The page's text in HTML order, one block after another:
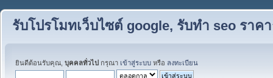
รับโปรโมทเว็บไซต์ google, รับทำ seo ราค
ยินดีต้อนรับคุณ, บุคคลทั่วไป กรุณา เข้าสู่ระบบ หรือ ลงทะเบียน